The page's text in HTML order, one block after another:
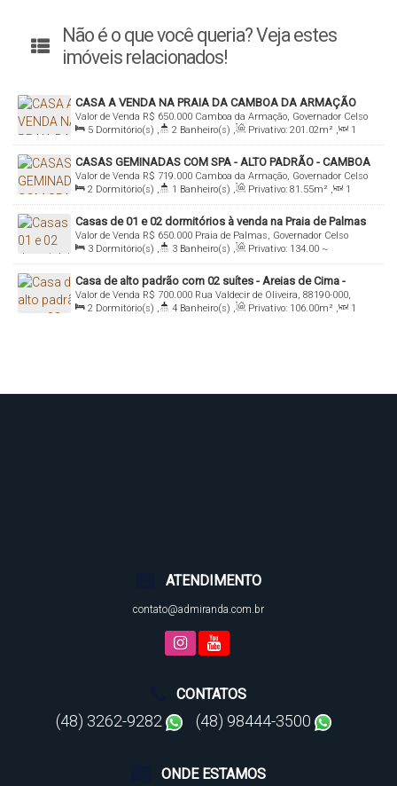
Não é o que você queria? Veja estes
imóveis relacionados!
CASA A VENDA NA PRAIA DA CAMBOA DA ARMAÇÃO
R$ 650.000
Valor de Venda
Camboa da Armação, Governador Celso
Ramos, Santa Catarina, Brasil
5 Dormitório(s) , 2 Banheiro(s) , Privativo: 201 .02m² ,
1
Sala(s) , Total: 201.02m² , 2 ~ 4 Vaga(s) , 350mDistância do
Mar , Útil: 201.02m² , Terreno: 360.01m² , Fundos: 12.26m ,
Frente: 12.54m , Lado Direito: 30.59m , Lado Esquerdo: 29 .49m
CASAS GEMINADAS COM SPA - ALTO PADRÃO - CAMBOA
R$ 719.000
Valor de Venda
Camboa da Armação, Governador Celso
Ramos, Santa Catarina, Brasil
2 Dormitório(s) , 1 Banheiro(s) , Privativo: 81 .55m² ,
1
Sala(s) , Total: 95.54~ 145.57m² , 1 Vaga(s) , 1400mDistância
do Mar , Terreno: 450.50m²
Casas de 01 e 02 dormitórios à venda na Praia de Palmas
R$ 650.000
Valor de Venda
Praia de Palmas, Governador Celso
Ramos, Santa Catarina, Brasil
3 Dormitório(s) , 3 Banheiro(s) , Privativo: 134.00 ~
134000.00m² , 1 Sala(s) , 2 Suíte(s) , 3 Vaga(s) ,
1000m
Distância do Mar , Terreno: 360 .00m²
Casa de alto padrão com 02 suítes - Areias de Cima -
Governador Celso Ramos
R$ 700.000
Valor de Venda
Rua Valdecir de Oliveira, 88190-000,
Areias do Meio, Governador Celso Ramos, Santa Catarina, Brasil
2 Dormitório(s) , 4 Banheiro(s) , Privativo: 106.00m² ,
1
ATENDIMENTO
contato@admiranda.com.br
CONTATOS
(48) 3262-9282 (48) 98444-3500
ONDE ESTAMOS